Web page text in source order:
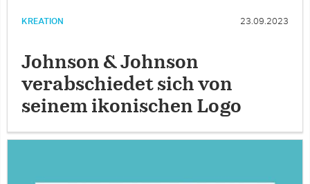
KREATION 23.09.2023
Johnson & Johnson
verabschiedet sich von
seinem ikonischen Logo